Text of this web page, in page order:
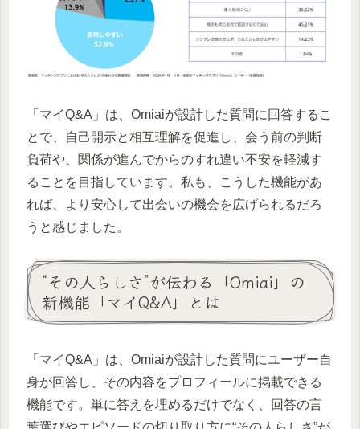
「マイQ&A」は、Omiaiが設計した質問に回答するこ
とで、自己開示と相互理解を促進し、会う前の判断
負荷や、関係が進んでからのすれ違い不安を軽減す
ることを目指しています。私も、こうした機能があ
れば、より安心して出会いの機会を広げられるだろ
うと感じました。
“その人らしさ”が伝わる「Omiai」の
新機能「マイQ&A」とは
「マイQ&A」は、Omiaiが設計した質問にユーザー自
身が回答し、その内容をプロフィールに掲載できる
機能です。単に答えを埋めるだけでなく、回答の言